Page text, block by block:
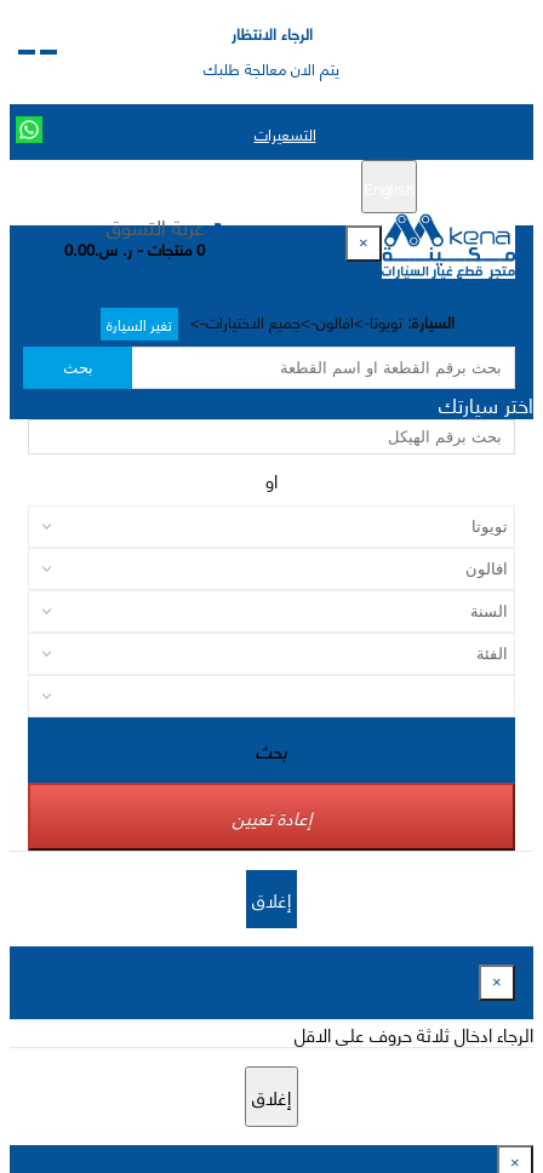
الرجاء الانتظار
يتم الان معالجة طلبك
التسعيرات
عربة التسوق
0 منتجات - ر. س.0.00
السيارة: تويوتا->افالون->جميع الاختيارات-> تغير السيارة
بحث
×
اختر سيارتك
او
بحث
إعادة تعيين
إغلاق
×
الرجاء ادخال ثلاثة حروف على الاقل
إغلاق
×